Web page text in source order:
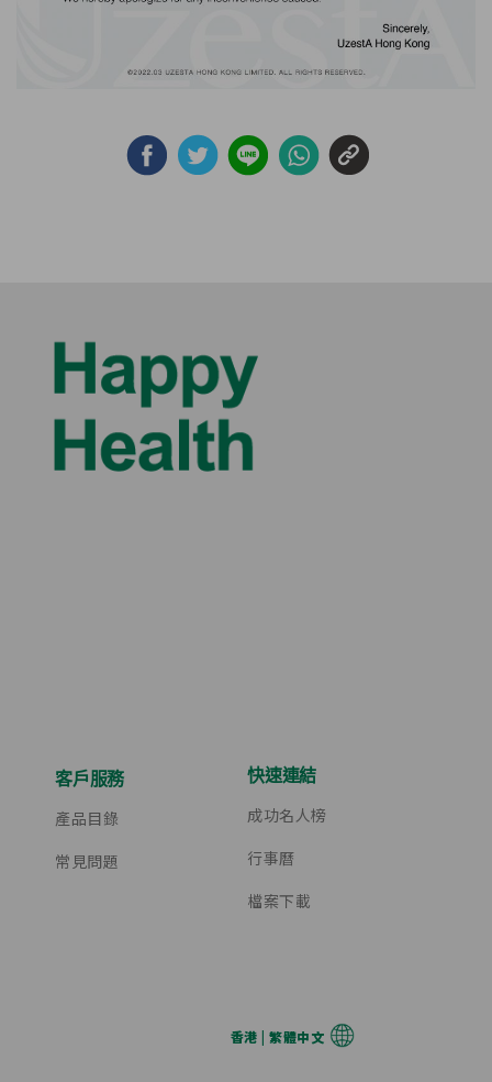
客戶服務
產品目錄
常見問題
快速連結
成功名人榜
行事曆
檔案下載
香港 | 繁體中文